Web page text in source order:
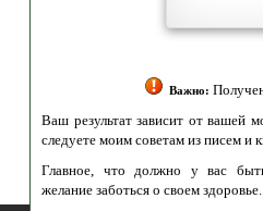
Важно:Получение
Ваш результат зависит от вашей
следуете моим советам из писем и книг.
Главное, что должно у вас быть -
желание заботься о своем здоровье.